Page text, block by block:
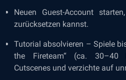
Neuen Guest-Account
zurücksetzen kannst.
Tutorial absolvieren – Spiele
the Fireteam“ (ca. 30–40
Cutscenes und verzichte auf